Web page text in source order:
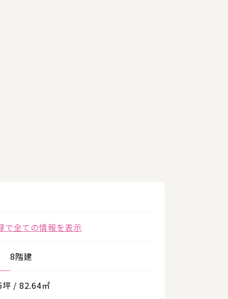
で全ての情報を表示
8階建
坪 / 82.64㎡